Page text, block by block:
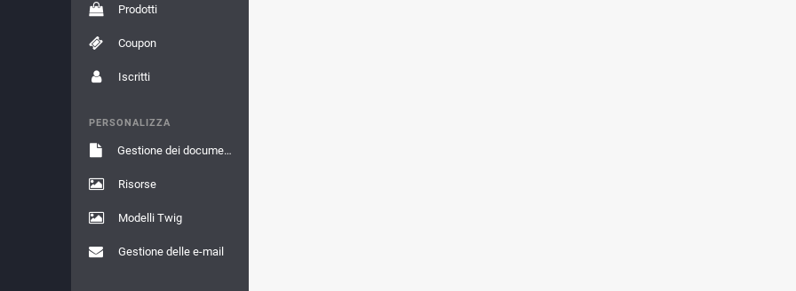
Prodotti
Coupon
Iscritti
PERSONALIZZA
Gestione dei documenti
Risorse
Modelli Twig
Gestione delle e-mail